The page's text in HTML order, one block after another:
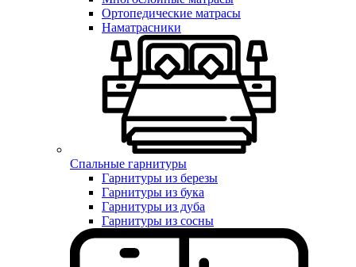
Ортопедические матрасы
Наматрасники
Спальные гарнитуры
Гарнитуры из березы
Гарнитуры из бука
Гарнитуры из дуба
Гарнитуры из сосны